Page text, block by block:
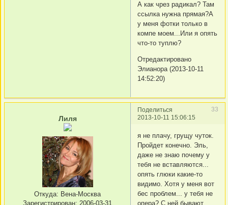
А как чрез радикал? Там
ссылка нужна прямая?А
у меня фотки только в
компе моем...Или я опять
что-то туплю?
Отредактировано
Элианора (2013-10-11
14:52:20)
Поделиться
33
2013-10-11 15:06:15
Лиля
Откуда: Вена-Москва
Зарегистрирован: 2006-03-31
я не плачу, грущу чуток.
Пройдет конечно. Эль,
даже не знаю почему у
тебя не вставляются...
опять глюки какие-то
видимо. Хотя у меня вот
бес проблем... у тебя не
опера? С ней бывают